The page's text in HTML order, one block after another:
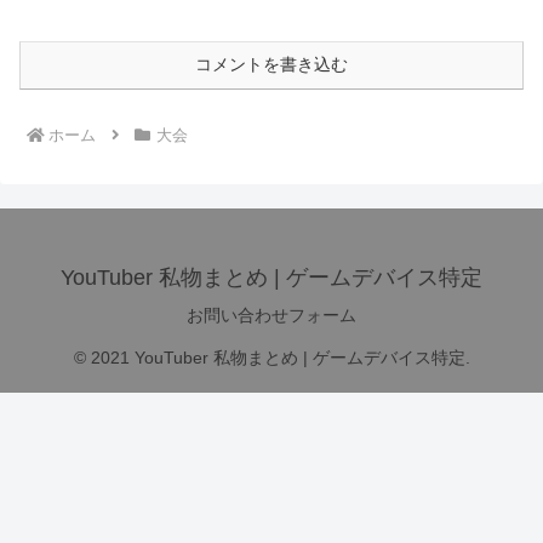
コメントを書き込む
ホーム 大会
YouTuber 私物まとめ | ゲームデバイス特定
お問い合わせフォーム
© 2021 YouTuber 私物まとめ | ゲームデバイス特定.